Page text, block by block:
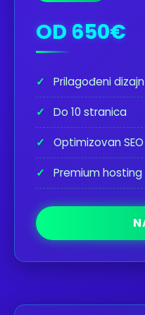
OD 650€
✓ Prilagođeni dizajn
✓ Do 10 stranica
✓ Optimizovan SEO
✓ Premium